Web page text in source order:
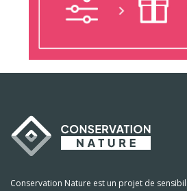
Conservation Nature est un projet de